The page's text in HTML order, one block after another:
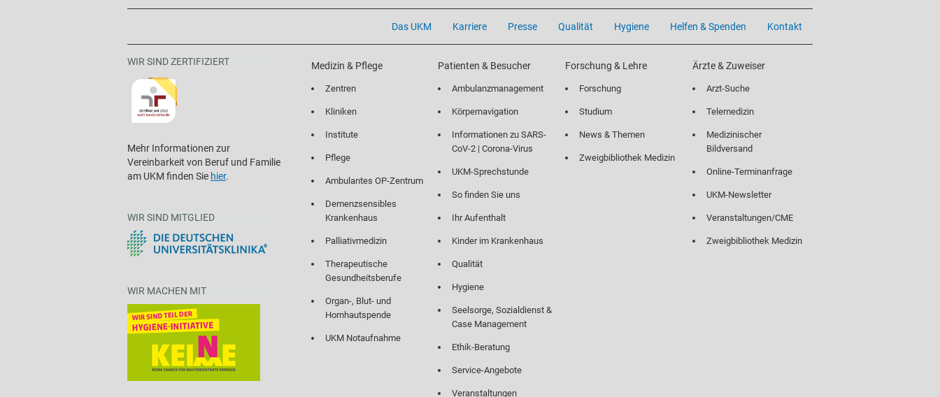
Das UKM Karriere Presse Qualität Hygiene Helfen & Spenden Kontakt
WIR SIND ZERTIFIZIERT
Mehr Informationen zur
Vereinbarkeit von Beruf und Familie
am UKM finden Sie hier.
WIR SIND MITGLIED
WIR MACHEN MIT
Medizin & Pflege
Zentren
Kliniken
Institute
Pflege
Ambulantes OP-Zentrum
Demenzsensibles
Krankenhaus
Palliativmedizin
Therapeutische
Gesundheitsberufe
Organ-, Blut- und
Hornhautspende
UKM Notaufnahme
Patienten & Besucher
Ambulanzmanagement
Körpernavigation
Informationen zu SARS-
CoV-2 | Corona-Virus
UKM-Sprechstunde
So finden Sie uns
Ihr Aufenthalt
Kinder im Krankenhaus
Qualität
Hygiene
Seelsorge, Sozialdienst &
Case Management
Ethik-Beratung
Service-Angebote
Veranstaltungen
Forschung & Lehre
Forschung
Studium
News & Themen
Zweigbibliothek Medizin
Ärzte & Zuweiser
Arzt-Suche
Telemedizin
Medizinischer
Bildversand
Online-Terminanfrage
UKM-Newsletter
Veranstaltungen/CME
Zweigbibliothek Medizin